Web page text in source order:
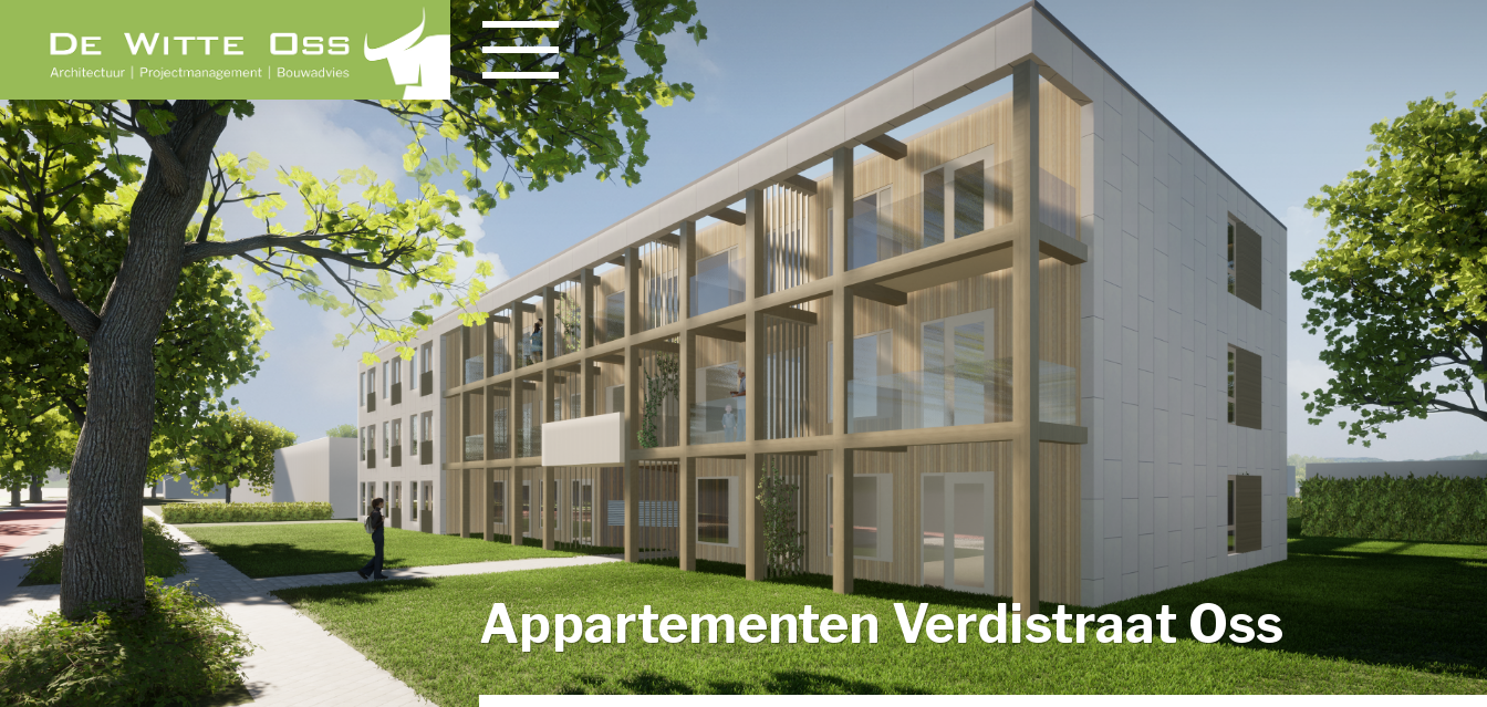
Appartementen Verdistraat Oss